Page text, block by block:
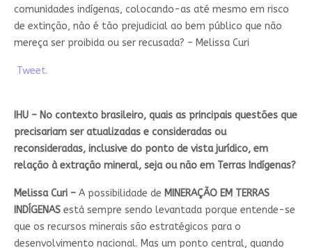
comunidades indígenas, colocando-as até mesmo em risco
de extinção, não é tão prejudicial ao bem público que não
mereça ser proibida ou ser recusada? – Melissa Curi
Tweet.
IHU – No contexto brasileiro, quais as principais questões que
precisariam ser atualizadas e consideradas ou
reconsideradas, inclusive do ponto de vista jurídico, em
relação à extração mineral, seja ou não em Terras Indígenas?
Melissa Curi – A possibilidade de MINERAÇÃO EM TERRAS
INDÍGENASestá sempre sendo levantada porque entende-se
que os recursos minerais são estratégicos para o
desenvolvimento nacional. Mas um ponto central, quando